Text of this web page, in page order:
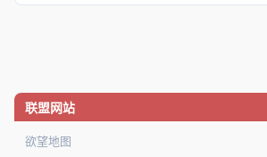
联盟网站
欲望地图